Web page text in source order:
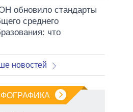
обновило стандарты
среднего
что
новостей